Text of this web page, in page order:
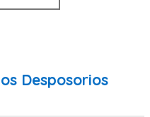
Desposorios